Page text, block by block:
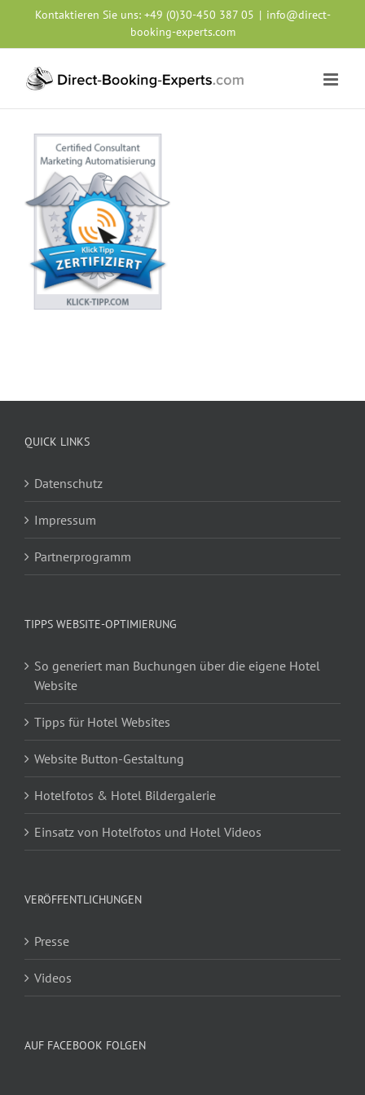
springen
Kontaktieren Sie uns: +49 (0)30-450 387 05 | info@direct-
booking-experts.com
QUICK LINKS
Datenschutz
Impressum
Partnerprogramm
TIPPS WEBSITE-OPTIMIERUNG
So generiert man Buchungen über die eigene Hotel
Website
Tipps für Hotel Websites
Website Button-Gestaltung
Hotelfotos & Hotel Bildergalerie
Einsatz von Hotelfotos und Hotel Videos
VERÖFFENTLICHUNGEN
Presse
Videos
AUF FACEBOOK FOLGEN